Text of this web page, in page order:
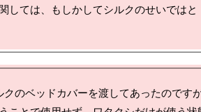
しては、もしかしてシルクのせいではと
クのベッドカバーを渡してあったのです